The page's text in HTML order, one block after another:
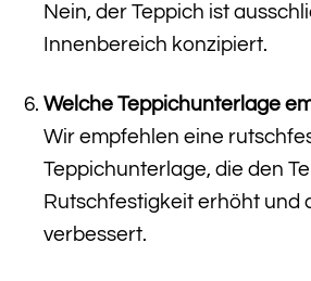
Nein, der Teppich ist
Innenbereich konzipiert.
Welche Teppichunterlage
Wir empfehlen eine
Teppichunterlage, die den
Rutschfestigkeit erhöht und
verbessert.